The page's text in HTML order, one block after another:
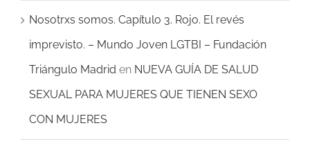
Nosotrxs somos. Capítulo 3. Rojo. El revés
imprevisto. – Mundo Joven LGTBI – Fundación
Triángulo Madrid en NUEVA GUÍA DE SALUD
SEXUAL PARA MUJERES QUE TIENEN SEXO
CON MUJERES